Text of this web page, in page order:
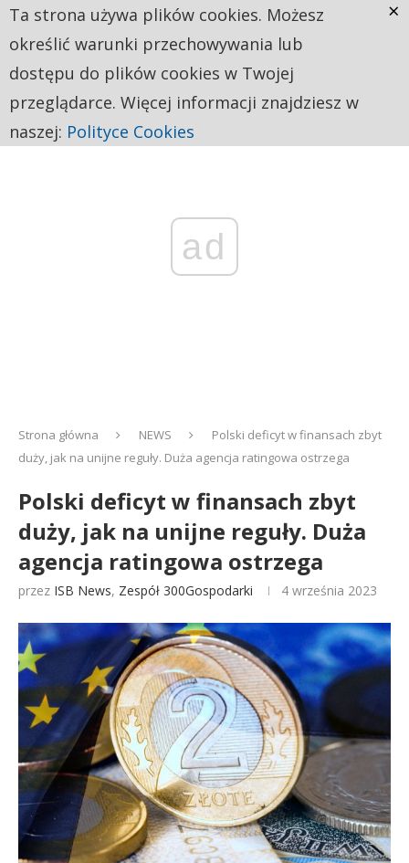
ad
Strona główna NEWS
Polski deficyt w finansach zbyt
duży, jak na unijne reguły. Duża agencja ratingowa ostrzega
Polski deficyt w finansach zbyt
duży, jak na unijne reguły. Duża
agencja ratingowa ostrzega
przez ISB News, Zespół 300Gospodarki 4 września 2023
Ta strona używa plików cookies. Możesz
określić warunki przechowywania lub
dostępu do plików cookies w Twojej
przeglądarce. Więcej informacji znajdziesz w
naszej: Polityce Cookies
×